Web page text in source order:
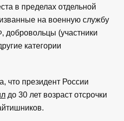
в пределах отдельной
на военную службу
(участники
категории
что президент России
до 30 лет возраст отсрочки